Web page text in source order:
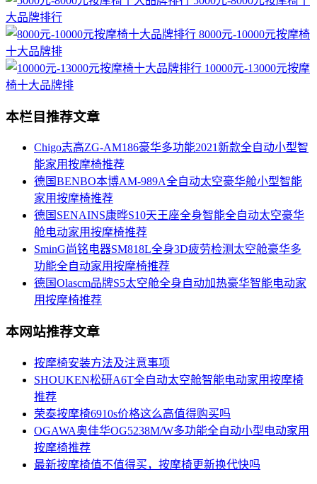
大品牌排行
8000元-10000元按摩椅
十大品牌排
10000元-13000元按摩
椅十大品牌排
本栏目推荐文章
Chigo志高ZG-AM186豪华多功能2021新款全自动小型智
能家用按摩椅推荐
德国BENBO本博AM-989A全自动太空豪华舱小型智能
家用按摩椅推荐
德国SENAINS康晔S10天王座全身智能全自动太空豪华
舱电动家用按摩椅推荐
SminG尚铭电器SM818L全身3D疲劳检测太空舱豪华多
功能全自动家用按摩椅推荐
德国Olascm品牌S5太空舱全身自动加热豪华智能电动家
用按摩椅推荐
本网站推荐文章
按摩椅安装方法及注意事项
SHOUKEN松研A6T全自动太空舱智能电动家用按摩椅
推荐
荣泰按摩椅6910s价格这么高值得购买吗
OGAWA奥佳华OG5238M/W多功能全自动小型电动家用
按摩椅推荐
最新按摩椅值不值得买，按摩椅更新换代快吗